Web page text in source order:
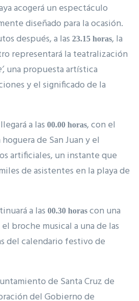
acogerá un espectáculo
diseñado para la ocasión.
después, a las 23.15 horas, la
representará la teatralización
, una propuesta artística
y el significado de la
a las 00.00 horas, con el
de San Juan y el
artificiales, un instante que
de asistentes en la playa de
a las 00.30 horas con una
broche musical a una de las
del calendario festivo de
de Santa Cruz de
del Gobierno de